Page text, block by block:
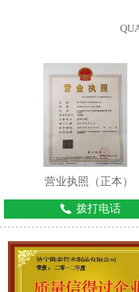
营业执照（正本）
拨打电话